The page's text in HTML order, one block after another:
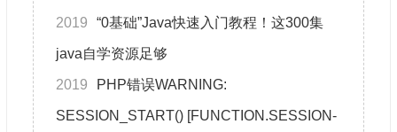
2019 “0基础”Java快速入门教程！这300集
java自学资源足够
2019 PHP错误WARNING:
SESSION_START() [FUNCTION.SESSION-